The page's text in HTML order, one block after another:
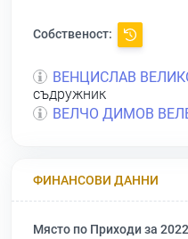
Собственост:
ВЕНЦИСЛАВ
съдружник
ВЕЛЧО ДИМОВ
ФИНАНСОВИ ДАННИ
Място по Приходи за